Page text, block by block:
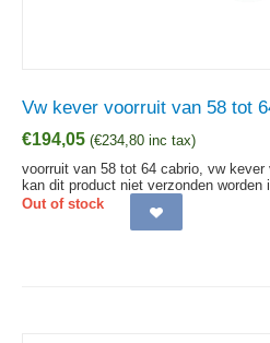
Vw kever voorruit van 58 tot
€194,05 (€234,80 inc tax)
voorruit van 58 tot 64 cabrio, vw
kan dit product niet verzonden worden
Out of stock